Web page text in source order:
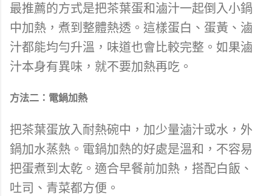
最推薦的方式是把茶葉蛋和滷汁一起倒入小鍋
中加熱，煮到整體熱透。這樣蛋白、蛋黃、滷
汁都能均勻升溫，味道也會比較完整。如果滷
汁本身有異味，就不要加熱再吃。
方法二：電鍋加熱
把茶葉蛋放入耐熱碗中，加少量滷汁或水，外
鍋加水蒸熱。電鍋加熱的好處是溫和，不容易
把蛋煮到太乾。適合早餐前加熱，搭配白飯、
吐司、青菜都方便。